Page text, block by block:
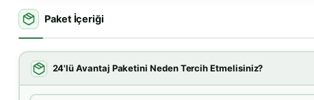
Paket İçeriği
24'lü Avantaj Paketini Neden Tercih Etmelisiniz?